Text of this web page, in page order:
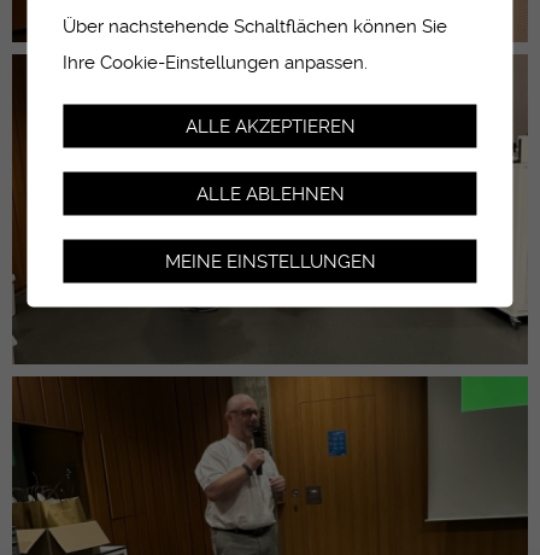
Über nachstehende Schaltflächen können Sie
Ihre Cookie-Einstellungen anpassen.
ALLE AKZEPTIEREN
ALLE ABLEHNEN
MEINE EINSTELLUNGEN